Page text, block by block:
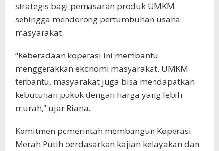
strategis bagi pemasaran produk UMKM
sehingga mendorong pertumbuhan usaha
masyarakat.
“Keberadaan koperasi ini membantu
menggerakkan ekonomi masyarakat. UMKM
terbantu, masyarakat juga bisa mendapatkan
kebutuhan pokok dengan harga yang lebih
murah,” ujar Riana.
Komitmen pemerintah membangun Koperasi
Merah Putih berdasarkan kajian kelayakan dan